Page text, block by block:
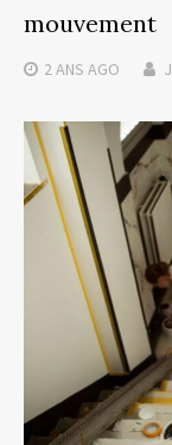
mouvement
2 ANS AGO